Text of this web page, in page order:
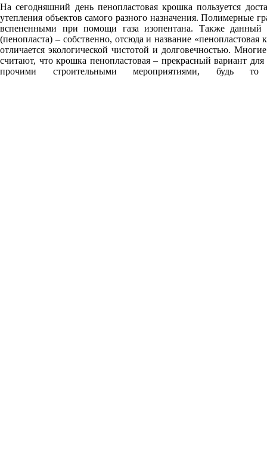
На сегодняшний день пенопластовая крошка пользуется
утепления объектов самого разного назначения. Полимерные
вспененными при помощи газа изопентана. Также данный
(пенопласта) – собственно, отсюда и название
отличается экологической чистотой и долговечностью.
считают, что крошка пенопластовая – прекрасный вариант
прочими строительными мероприятиями, будь